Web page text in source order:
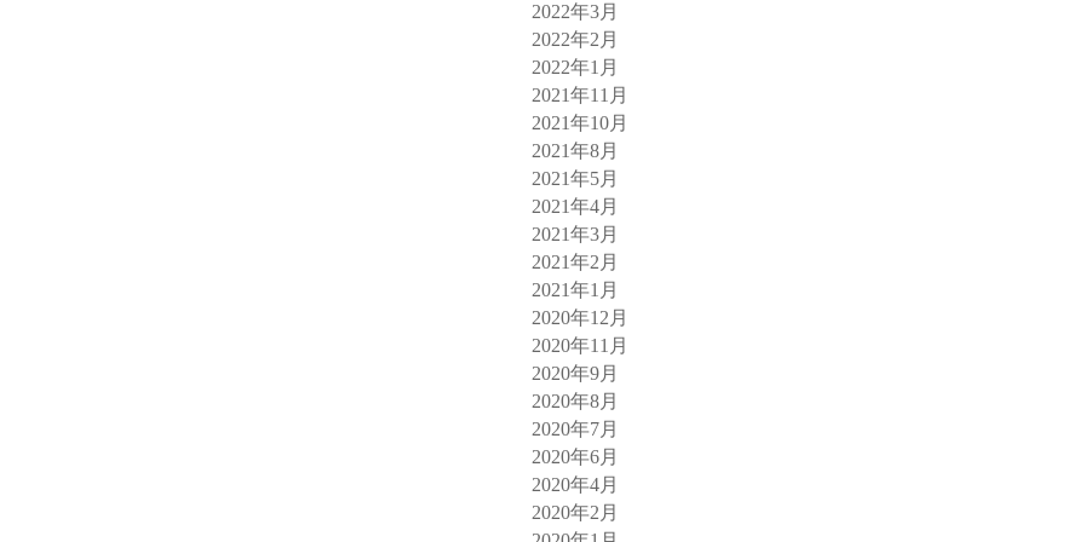
2022年3月
2022年2月
2022年1月
2021年11月
2021年10月
2021年8月
2021年5月
2021年4月
2021年3月
2021年2月
2021年1月
2020年12月
2020年11月
2020年9月
2020年8月
2020年7月
2020年6月
2020年4月
2020年2月